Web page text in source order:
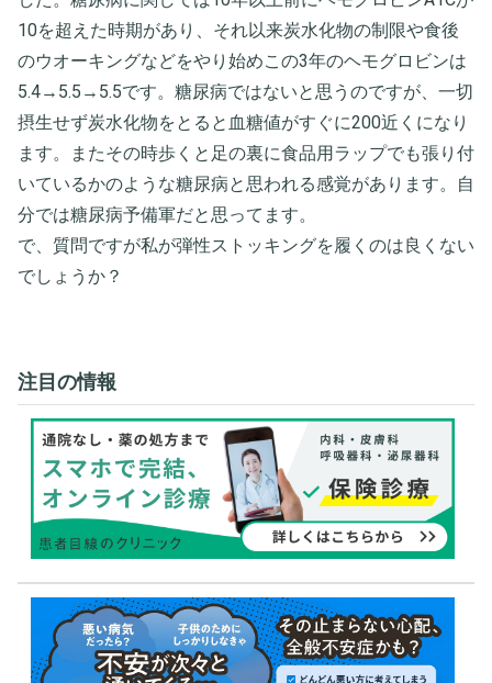
10を超えた時期があり、それ以来炭水化物の制限や食後
のウオーキングなどをやり始めこの3年のヘモグロビンは
5.4→5.5→5.5です。糖尿病ではないと思うのですが、一切
摂生せず炭水化物をとると血糖値がすぐに200近くになり
ます。またその時歩くと足の裏に食品用ラップでも張り付
いているかのような糖尿病と思われる感覚があります。自
分では糖尿病予備軍だと思ってます。
で、質問ですが私が弾性ストッキングを履くのは良くない
でしょうか？
注目の情報